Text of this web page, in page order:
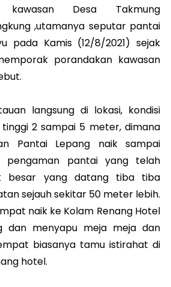
Desa Takmung
,utamanya seputar pantai
pada Kamis (12/8/2021) sejak
porandakan kawasan
langsung di lokasi, kondisi
2 sampai 5 meter, dimana
Pantai Lepang naik sampai
pengaman pantai yang telah
besar yang datang tiba tiba
sejauh sekitar 50 meter lebih.
naik ke Kolam Renang Hotel
dan menyapu meja meja dan
biasanya tamu istirahat di
hotel.